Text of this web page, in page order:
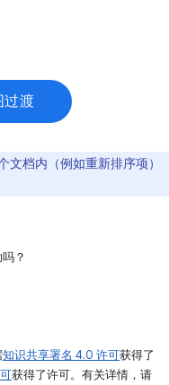
过渡
文档内（例如重新排序项）
？
知识共享署名 4.0 许可获得了
获得了许可。有关详情，请